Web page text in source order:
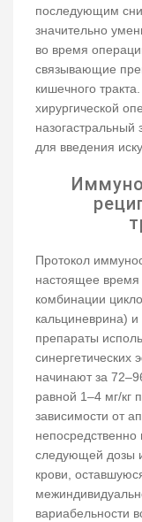
последующим
значительно
во время
связывающие
кишечного
хирургической
назогастральный
для введения
Протокол
настоящее время
комбинации
кальциневрина)
препараты
начинают за
равной 1–4 мг/кг
зависимости от
следующей дозы
крови,
вариабельности